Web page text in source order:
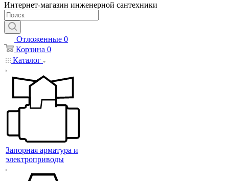
Интернет-магазин инженерной сантехники
Отложенные 0
Корзина 0
Каталог
Запорная арматура и
электроприводы